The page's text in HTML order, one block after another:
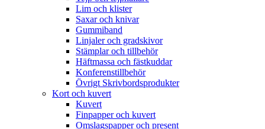
Lim och klister
Saxar och knivar
Gummiband
Linjaler och gradskivor
Stämplar och tillbehör
Häftmassa och fästkuddar
Konferenstillbehör
Övrigt Skrivbordsprodukter
Kort och kuvert
Kuvert
Finpapper och kuvert
Omslagspapper och present